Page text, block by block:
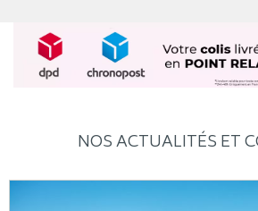
NOS ACTUALITÉS ET